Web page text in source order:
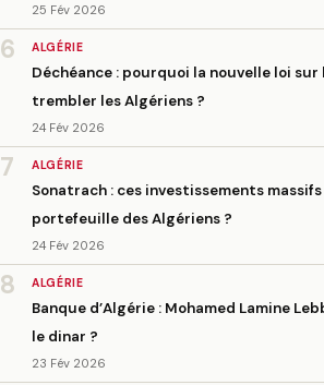
25 Fév 2026
6 ALGÉRIE
Déchéance : pourquoi la nouvelle loi
trembler les Algériens ?
24 Fév 2026
7 ALGÉRIE
Sonatrach : ces investissements
portefeuille des Algériens ?
24 Fév 2026
8 ALGÉRIE
Banque d’Algérie : Mohamed Lamine
le dinar ?
23 Fév 2026